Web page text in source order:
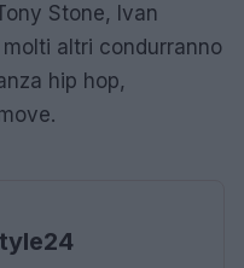
Stone, Ivan
altri condurranno
hip hop,